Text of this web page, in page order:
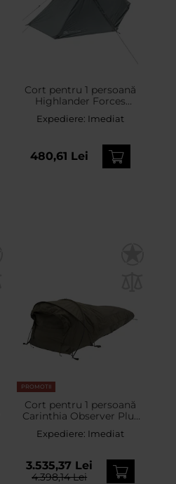
Cort pentru 1 persoană
Highlander Forces
Blackthorn 1 XL Gen. 2 -
Scarab Green
Expediere: Imediat
480,61 Lei
PROMOTII
Cort pentru 1 persoană
Carinthia Observer Plus
tip tunel - Olive
Expediere: Imediat
3.535,37 Lei
4.398,14 Lei